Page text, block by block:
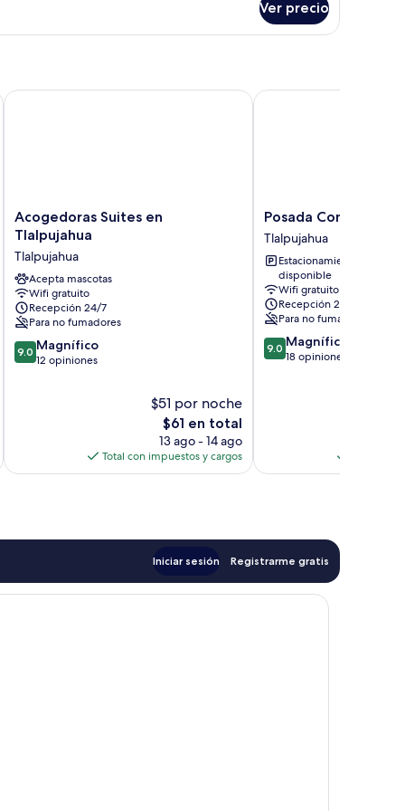
Ver precio
Acogedoras
Suites
Tlalpujahua
Tlalpujahua
Acogedoras Suites en
Tlalpujahua
Tlalpujahua
Acepta mascotas
Wifi gratuito
Recepción 24/7
Para no fumadores
9.0
de
9.0 Magnífico
12 opiniones
$51 por noche
El
precio
actual
es
$61 en total
13 ago - 14 ago
Total con impuestos y cargos
Acogedoras Suites en Tlalpujahua
Posada
Conchita
Tlalpujahua
Posada Conchita
Tlalpujahua
Estacionamiento
disponible
Wifi gratuito
Recepción 24/7
Para no fumadores
9.0
de
9.0 Magnífico
18 opiniones
Posada Conchita
Iniciar sesión Registrarme gratis